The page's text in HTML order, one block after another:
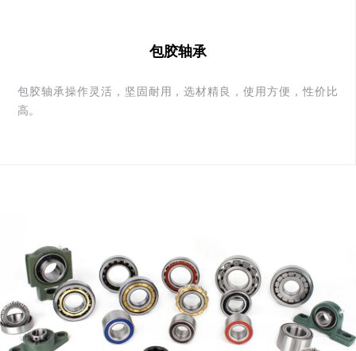
包胶轴承
包胶轴承操作灵活，坚固耐用，选材精良，使用方便，性价比
高。